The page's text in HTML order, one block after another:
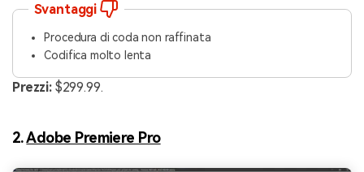
Svantaggi
Procedura di coda non raffinata
Codifica molto lenta
Prezzi:$299.99.
2.Adobe Premiere Pro